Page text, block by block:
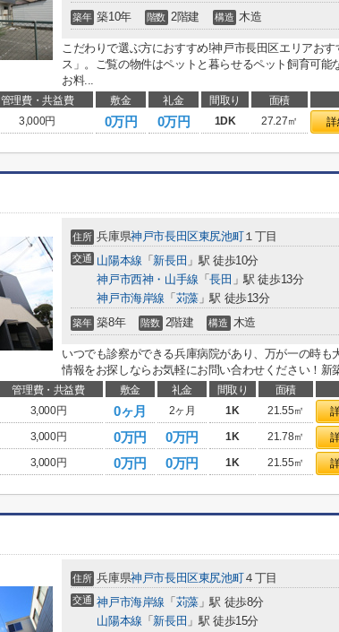
築年 築10年 階数 2階建 構造 木造
こだわりで選ぶ方におすすめ!神戸市長田区エリアお
ス」。ご覧の物件はペットと暮らせるペット飼育可能
お料...
管理費・共益費 敷金 礼金 間取り 面積
3,000円 0万円 0万円 1DK 27.27㎡ 詳
住所 兵庫県神戸市長田区東尻池町１丁目
交通 山陽本線 「 新長田 」駅 徒歩10分
神戸市西神・山手線 「長田 」駅 徒歩13分
神戸市海岸線 「 苅藻」駅 徒歩13分
築年 築8年 階数 2階建 構造 木造
いつでも診察ができる兵庫病院があり、万が一の時も
情報をお探しならお気軽にお問い合わせください！新
管理費・共益費 敷金 礼金 間取り 面積
3,000円 0ヶ月 2ヶ月 1K 21.55㎡
3,000円 0万円 0万円 1K 21.78㎡
3,000円 0万円 0万円 1K 21.55㎡
住所 兵庫県神戸市長田区東尻池町４丁目
交通 神戸市海岸線 「 苅藻」駅 徒歩8分
山陽本線 「 新長田 」駅 徒歩15分